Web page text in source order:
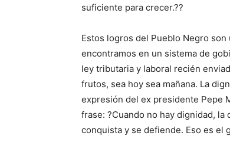
suficiente para crecer.??
Estos logros del Pueblo Negro
encontramos en un sistema de
ley tributaria y laboral recién
frutos, sea hoy sea mañana. La
expresión del ex presidente Pepe
frase: ?Cuando no hay dignidad,
conquista y se defiende. Eso es el